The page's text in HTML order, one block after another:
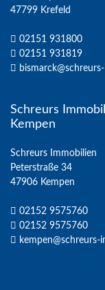
47799 Krefeld
02151 931800
02151 931819
Schreurs
Kempen
Schreurs Immobilien
Peterstraße 34
47906 Kempen
02152 9575760
02152 9575760
kempen@schreurs-